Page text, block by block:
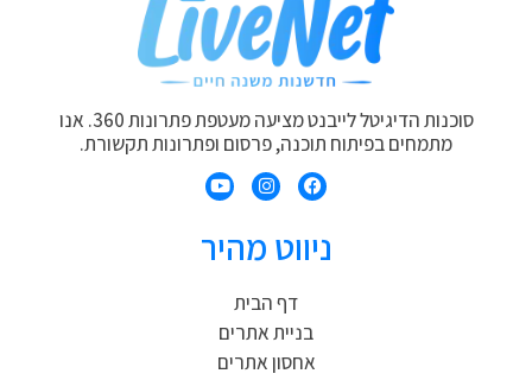
סוכנות הדיגיטל לייבנט מציעה מעטפת פתרונות 360. אנו
מתמחים בפיתוח תוכנה, פרסום ופתרונות תקשורת.
ניווט מהיר
דף הבית
בניית אתרים
אחסון אתרים